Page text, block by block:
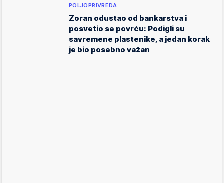
POLJOPRIVREDA
Zoran odustao od bankarstva i
posvetio se povrću: Podigli su
savremene plastenike, a jedan korak
je bio posebno važan